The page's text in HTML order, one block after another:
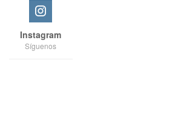
Instagram
Síguenos